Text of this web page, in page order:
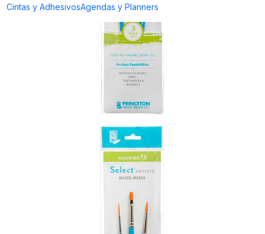
Cintas y AdhesivosAgendas y Planners